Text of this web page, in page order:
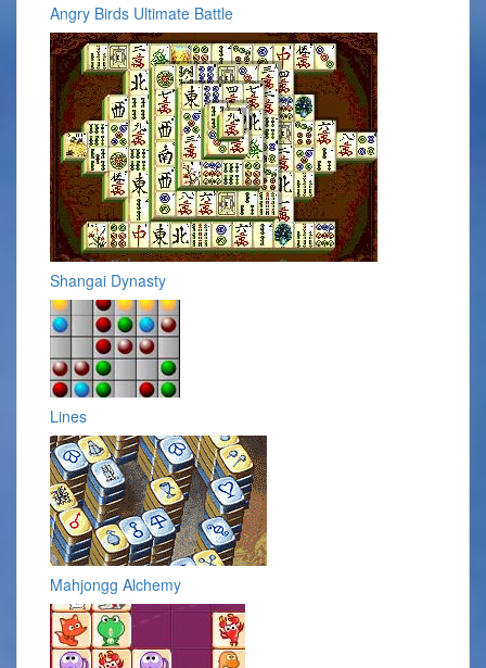
Angry Birds Ultimate Battle
Shangai Dynasty
Lines
Mahjongg Alchemy